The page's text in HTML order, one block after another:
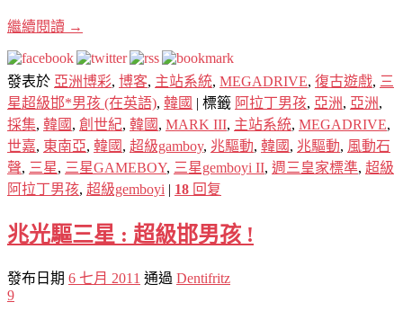
繼續閱讀 →
發表於 亞洲博彩, 博客, 主站系統, MEGADRIVE, 復古遊戲, 三
星超級邯*男孩 (在英語), 韓國 | 標籤 阿拉丁男孩, 亞洲, 亞洲,
採集, 韓國 , 創世紀, 韓國 , MARK III, 主站系統, MEGADRIVE,
世嘉, 東南亞, 韓國 , 超級gamboy, 兆驅動, 韓國 , 兆驅動, 風動石
聲, 三星, 三星GAMEBOY, 三星gemboyi II, 週三皇家標準, 超級
阿拉丁男孩, 超級gemboyi | 18 回复
兆光驅三星 : 超級邯男孩 !
發布日期 6 七月 2011 通過 Dentifritz
9